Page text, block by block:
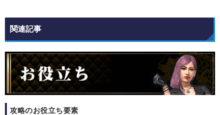
関連記事
攻略のお役立ち要素